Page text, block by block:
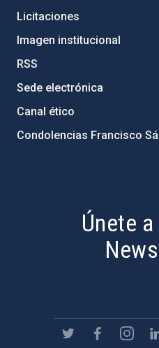
Licitaciones
Imagen institucional
RSS
Sede electrónica
Canal ético
Condolencias Francisco
Únete